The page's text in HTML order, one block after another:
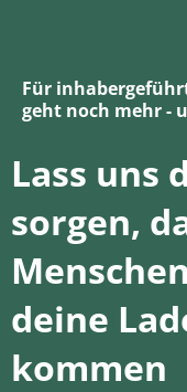
Für
geht noch mehr -
Lass uns
sorgen,
deine
kommen